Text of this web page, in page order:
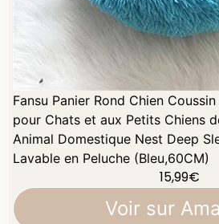
Fansu Panier Rond Chien
pour Chats et aux Petits Chiens
Animal Domestique Nest Deep
Lavable en Peluche (Bleu,60CM)
15,99€
Voir sur